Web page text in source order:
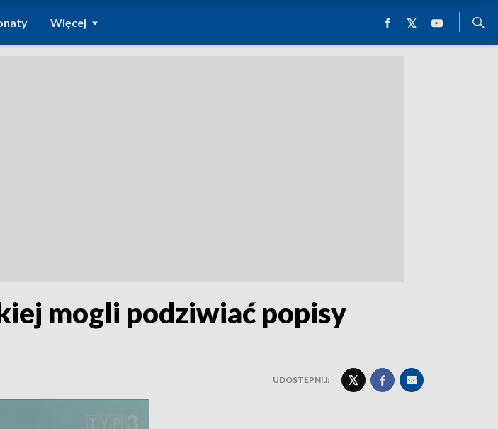
Więcej
mogli podziwiać popisy
UDOSTĘPNIJ: